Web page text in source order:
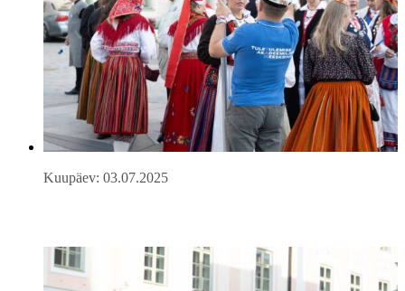
Kuupäev: 03.07.2025